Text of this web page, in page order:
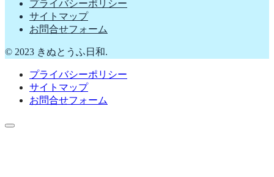
プライバシーポリシー
サイトマップ
お問合せフォーム
© 2023 きぬとうふ日和.
プライバシーポリシー
サイトマップ
お問合せフォーム